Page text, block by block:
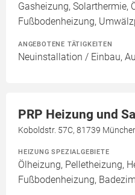
Gasheizung, Solarthermie,
Fußbodenheizung,
ANGEBOTENE TÄTIGKEITEN
Neuinstallation / Einbau,
PRP Heizung und
Koboldstr. 57C, 81739
HEIZUNG SPEZIALGEBIETE
Ölheizung, Pelletheizung,
Fußbodenheizung,